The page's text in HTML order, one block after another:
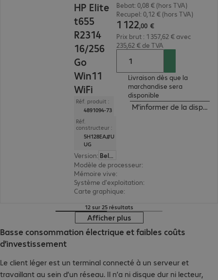
HP Elite
t655
R2314
16/256
Go
Win11
WiFi
Réf. produit :
4891094-73
Réf.
constructeur :
5H128EA#U
UG
Version:
Belge
Modèle de processeur:
Mémoire vive:
Système d'exploitation:
Carte graphique:
Bebat: 0,08 € (hors TVA)
Recupel: 0,12 € (hors TVA)
1 122,00 €
Prix brut : 1 357,62 € avec
235,62 € de TVA
Livraison dès que la
marchandise sera
disponible
M'informer de la
12 sur 25 résultats
Afficher plus
Basse consommation électrique et faibles coûts
d’investissement
Le client léger est un terminal connecté à un serveur et
travaillant au sein d’un réseau. Il n’a ni disque dur ni lecteur,